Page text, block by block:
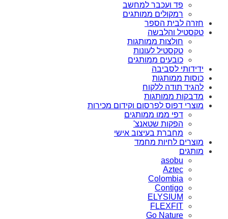
פד ועכבר למחשב
רמקולים ממותגים
חזרה לבית הספר
טקסטיל והלבשה
חולצות ממותגות
טקסטיל לעונות
כובעים ממותגים
ידידותי לסביבה
כוסות ממותגות
להגיד תודה ללקוח
מדבקות ממותגות
מוצרי דפוס לפרסום וקידום מכירות
דפי ממו ממותגים
הפקות שטאנצ'
מחברת בעיצוב אישי
מוצרים לחיות מחמד
מותגים
asobu
Aztec
Colombia
Contigo
ELYSIUM
FLEXFIT
Go Nature